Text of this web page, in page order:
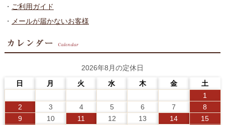
・ ご利用ガイド
・ メールが届かないお客様
2026年8月の定休日
日
月 火 水 木 金
土
1
2
3 4 5 6 7
8
9
10 11 12 13 14
15